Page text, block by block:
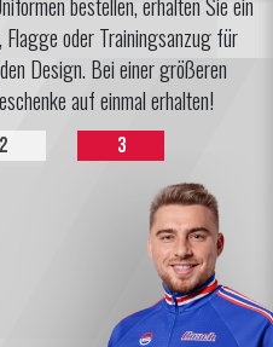
bestellen, erhalten Sie ein
oder Trainingsanzug für
Design. Bei einer größeren
auf einmal erhalten!
2 3